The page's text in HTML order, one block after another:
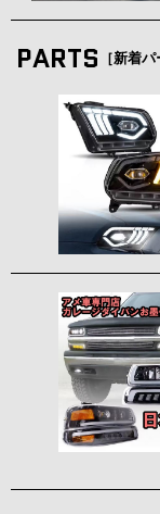
PARTS ［新着パ